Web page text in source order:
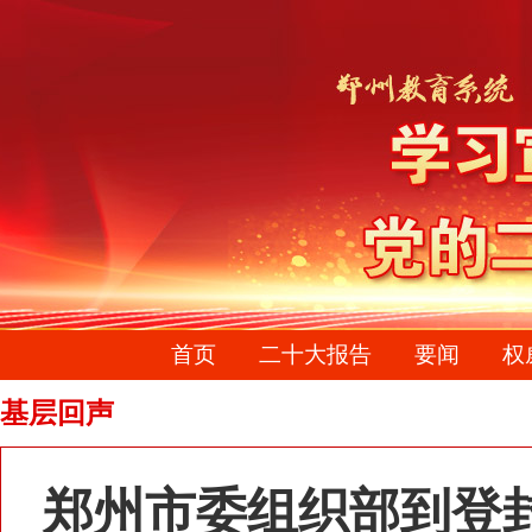
首页 二十大报告 要闻 权
基层回声
郑州市委组织部到登